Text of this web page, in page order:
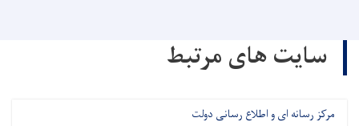
سایت های مرتبط
مرکز رسانه ای و اطلاع رسانی دولت